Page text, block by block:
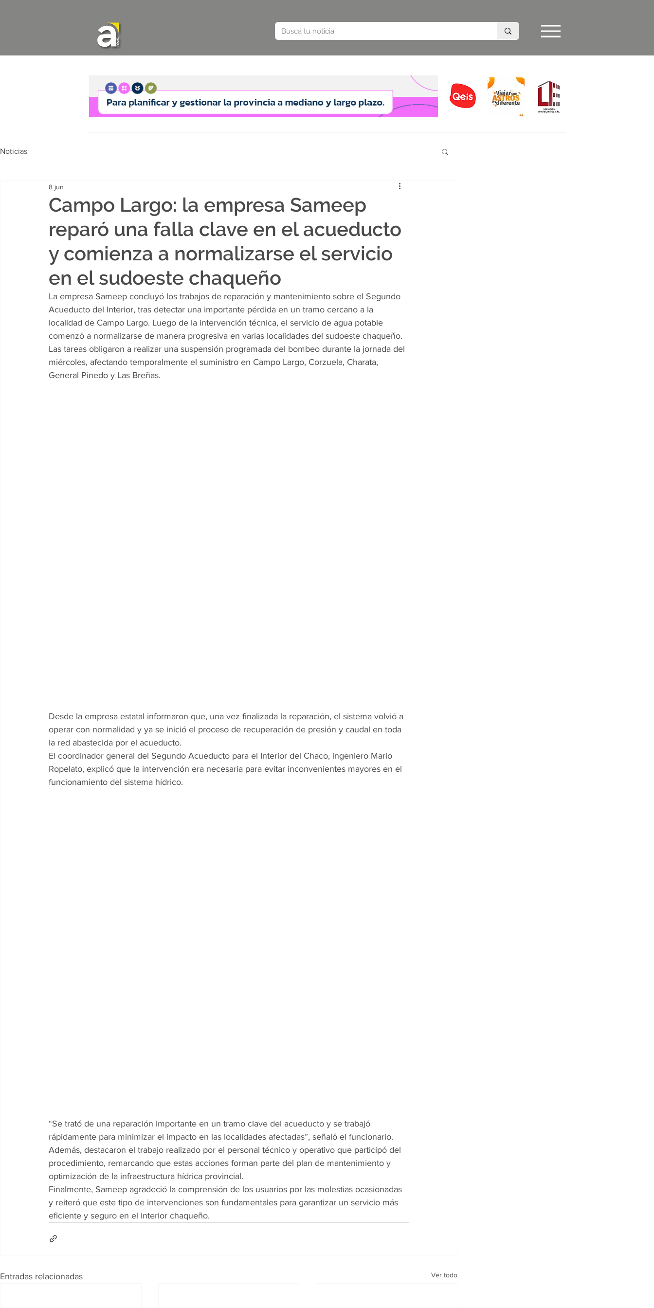
Noticias
Campo Largo: la empresa Sameep
reparó una falla clave en el acueducto
y comienza a normalizarse el servicio
en el sudoeste chaqueño
8 jun
La empresa Sameep concluyó los trabajos de reparación y mantenimiento sobre el Segundo
Acueducto del Interior, tras detectar una importante pérdida en un tramo cercano a la
localidad de Campo Largo. Luego de la intervención técnica, el servicio de agua potable
comenzó a normalizarse de manera progresiva en varias localidades del sudoeste chaqueño.
Las tareas obligaron a realizar una suspensión programada del bombeo durante la jornada del
miércoles, afectando temporalmente el suministro en Campo Largo, Corzuela, Charata,
General Pinedo y Las Breñas.
Desde la empresa estatal informaron que, una vez finalizada la reparación, el sistema volvió a
operar con normalidad y ya se inició el proceso de recuperación de presión y caudal en toda
la red abastecida por el acueducto.
El coordinador general del Segundo Acueducto para el Interior del Chaco, ingeniero Mario
Ropelato, explicó que la intervención era necesaria para evitar inconvenientes mayores en el
funcionamiento del sistema hídrico.
“Se trató de una reparación importante en un tramo clave del acueducto y se trabajó
rápidamente para minimizar el impacto en las localidades afectadas”, señaló el funcionario.
Además, destacaron el trabajo realizado por el personal técnico y operativo que participó del
procedimiento, remarcando que estas acciones forman parte del plan de mantenimiento y
optimización de la infraestructura hídrica provincial.
Finalmente, Sameep agradeció la comprensión de los usuarios por las molestias ocasionadas
y reiteró que este tipo de intervenciones son fundamentales para garantizar un servicio más
eficiente y seguro en el interior chaqueño.
Entradas relacionadas Ver todo